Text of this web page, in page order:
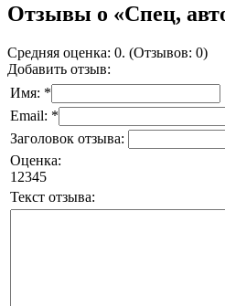
Отзывы о «Спец,
Средняя оценка: 0. (Отзывов: 0)
Добавить отзыв:
Имя: *
Email: *
Заголовок отзыва:
Оценка:
1 2345
Текст отзыва: